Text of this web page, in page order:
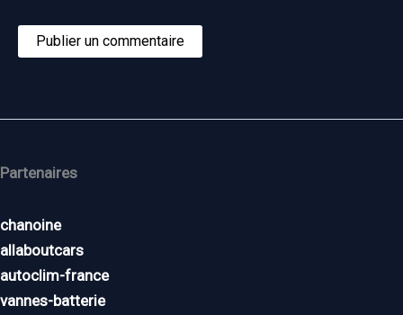
Partenaires
chanoine
allaboutcars
autoclim-france
vannes-batterie